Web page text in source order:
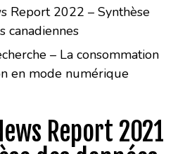
Report 2022 – Synthèse
canadiennes
– La consommation
en mode numérique
Report 2021